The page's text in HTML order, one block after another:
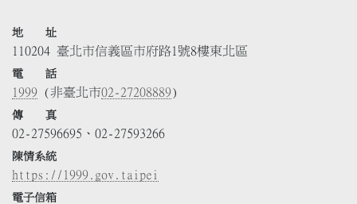
地 址
110204 臺北市信義區市府路1號8樓東北區
電 話
1999 (非臺北市02-27208889)
傳 真
02-27596695、02-27593266
陳情系統
https://1999.gov.taipei
電子信箱